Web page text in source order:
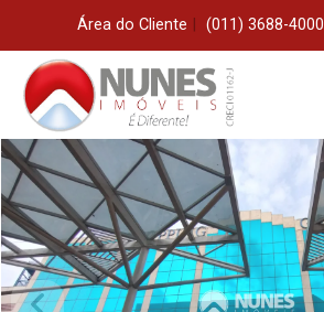
Área do Cliente (011) 3688-4000